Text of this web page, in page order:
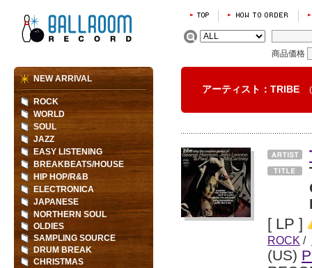
商品価格
アーティスト：TRIBE
[ LP ]
ROCK /
(US)
NEW ARRIVAL
ROCK
WORLD
SOUL
JAZZ
EASY LISTENING
BREAKBEATS/HOUSE
HIP HOP/R&B
ELECTRONICA
JAPANESE
NORTHERN SOUL
OLDIES
SAMPLING SOURCE
DRUM BREAK
CHRISTMAS